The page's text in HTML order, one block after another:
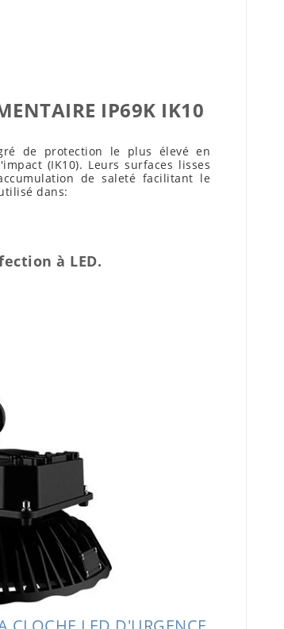
IP69K IK10
de protection le plus élevé en
(IK10). Leurs surfaces lisses
de saleté facilitant le
dans:
à LED.